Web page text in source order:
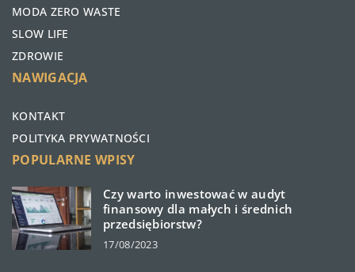
MODA ZERO WASTE
SLOW LIFE
ZDROWIE
NAWIGACJA
KONTAKT
POLITYKA PRYWATNOŚCI
POPULARNE WPISY
Czy warto inwestować w audyt
finansowy dla małych i średnich
przedsiębiorstw?
17/08/2023